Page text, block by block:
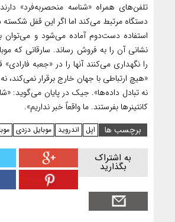
تلفن‌های همراه «شناسه منحصر‌به‌فرد»
دستگاه مرتبط می‌کند اما اگر این قفل شکسته
استفاده دست‌دوم آماده می‌شود و
نشانی آن را به فروش رساند. سارقانی که
را نگهداری می‌کنند آنها را در «جعبه
«هیچ ارتباطی با جهان خارج بر‌قرار نمی‌کند،
نه تبادل داده‌ها». جیک در پایان می‌گوید:
کانتینر‌ها بفرستند. ما واقعاً خبر نداریم».
برچسب ها
اپل اندروید موبایل دزدی
به اشتراک
بگذارید